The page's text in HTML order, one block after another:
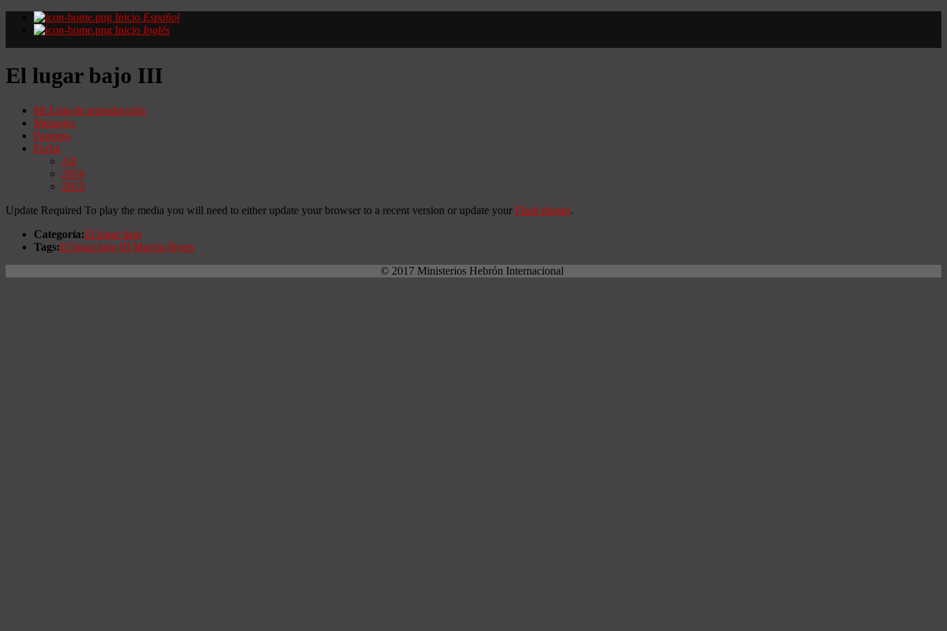
Inicio Español
Inicio Inglés
El lugar bajo III
Mi Lista de reproducción
Mensajes
Pastores
Fecha
All
2014
2013
Update Required To play the media you will need to either update your browser to a recent version or update your Flash plugin.
Categoría:El lugar bajo
Tags:El lugar bajo III Marvin Byers
© 2017 Ministerios Hebrón Internacional